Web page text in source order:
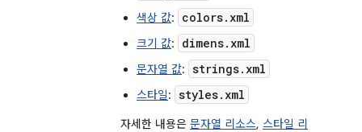
색상 값: colors.xml
크기 값: dimens.xml
문자열 값: strings.xml
스타일: styles.xml
자세한 내용은 문자열 리소스, 스타일 리